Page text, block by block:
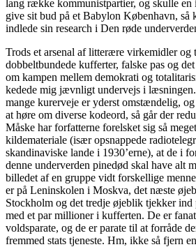
lang række kommunistpartier, og skulle
give sit bud på et Babylon København, så
indlede sin research i Den røde
Trods et arsenal af litterære virkemidler og
dobbeltbundede kufferter, falske pas og
om kampen mellem demokrati og
kedede mig jævnligt undervejs i
mange kurerveje er yderst omstændelig,
at høre om diverse kodeord, så går der
Måske har forfatterne forelsket sig så
kildemateriale (især opsnappede
skandinaviske lande i 1930’erne), at de i
denne underverden pinedød skal have alt
billedet af en gruppe vidt forskellige
er på Leninskolen i Moskva, det næste
Stockholm og det tredje øjeblik tjekker ind
med et par millioner i kufferten. De er
voldsparate, og de er parate til at forråde
fremmed stats tjeneste. Hm, ikke så fjern